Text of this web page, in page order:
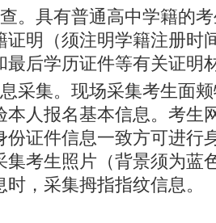
查。具有普通高中学籍的
证明（须注明学籍注册时
最后学历证件等有关证明
息采集。现场采集考生面
本人报名基本信息。考生
份证件信息一致方可进行
集考生照片（背景须为蓝
，采集拇指指纹信息。